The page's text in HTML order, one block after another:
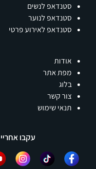
סטנדאפ לנשים
סטנדאפ לנוער
סטנדאפ לאירוע פרטי
אודות
מפת אתר
בלוג
צור קשר
תנאי שימוש
עקבו